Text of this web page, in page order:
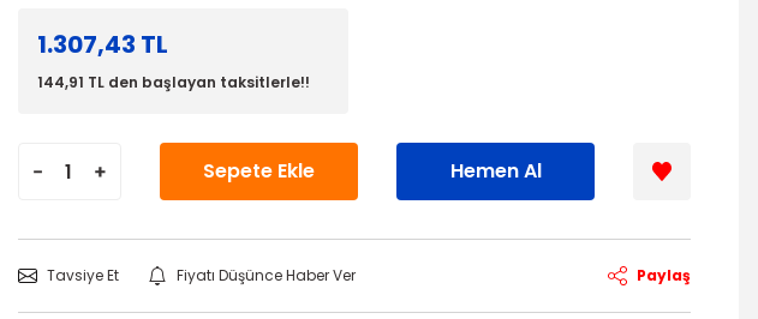
1.307,43 TL
144,91 TL den başlayan taksitlerle!!
Sepete Ekle Hemen Al
Tavsiye Et Fiyatı Düşünce Haber Ver Paylaş